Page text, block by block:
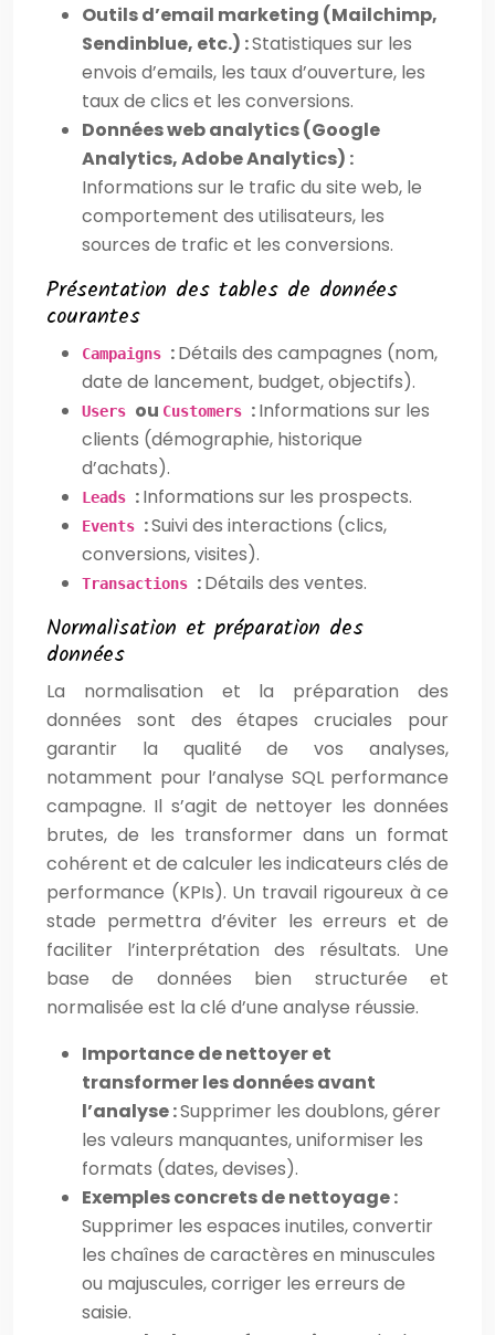
Outils d’email marketing (Mailchimp,
Sendinblue, etc.) :Statistiques sur les
envois d’emails, les taux d’ouverture, les
taux de clics et les conversions.
Données web analytics (Google
Analytics, Adobe Analytics) :
Informations sur le trafic du site web, le
comportement des utilisateurs, les
sources de trafic et les conversions.
Présentation des tables de données
courantes
Campaigns :Détails des campagnes (nom,
date de lancement, budget, objectifs).
Users ou Customers :Informations sur les
clients (démographie, historique
d’achats).
Leads :Informations sur les prospects.
Events :Suivi des interactions (clics,
conversions, visites).
Transactions :Détails des ventes.
Normalisation et préparation des
données
La normalisation et la préparation des
données sont des étapes cruciales pour
garantir la qualité de vos analyses,
notamment pour l’analyse SQL performance
campagne. Il s’agit de nettoyer les données
brutes, de les transformer dans un format
cohérent et de calculer les indicateurs clés de
performance (KPIs). Un travail rigoureux à ce
stade permettra d’éviter les erreurs et de
faciliter l’interprétation des résultats. Une
base de données bien structurée et
normalisée est la clé d’une analyse réussie.
Importance de nettoyer et
transformer les données avant
l’analyse :Supprimer les doublons, gérer
les valeurs manquantes, uniformiser les
formats (dates, devises).
Exemples concrets de nettoyage :
Supprimer les espaces inutiles, convertir
les chaînes de caractères en minuscules
ou majuscules, corriger les erreurs de
saisie.